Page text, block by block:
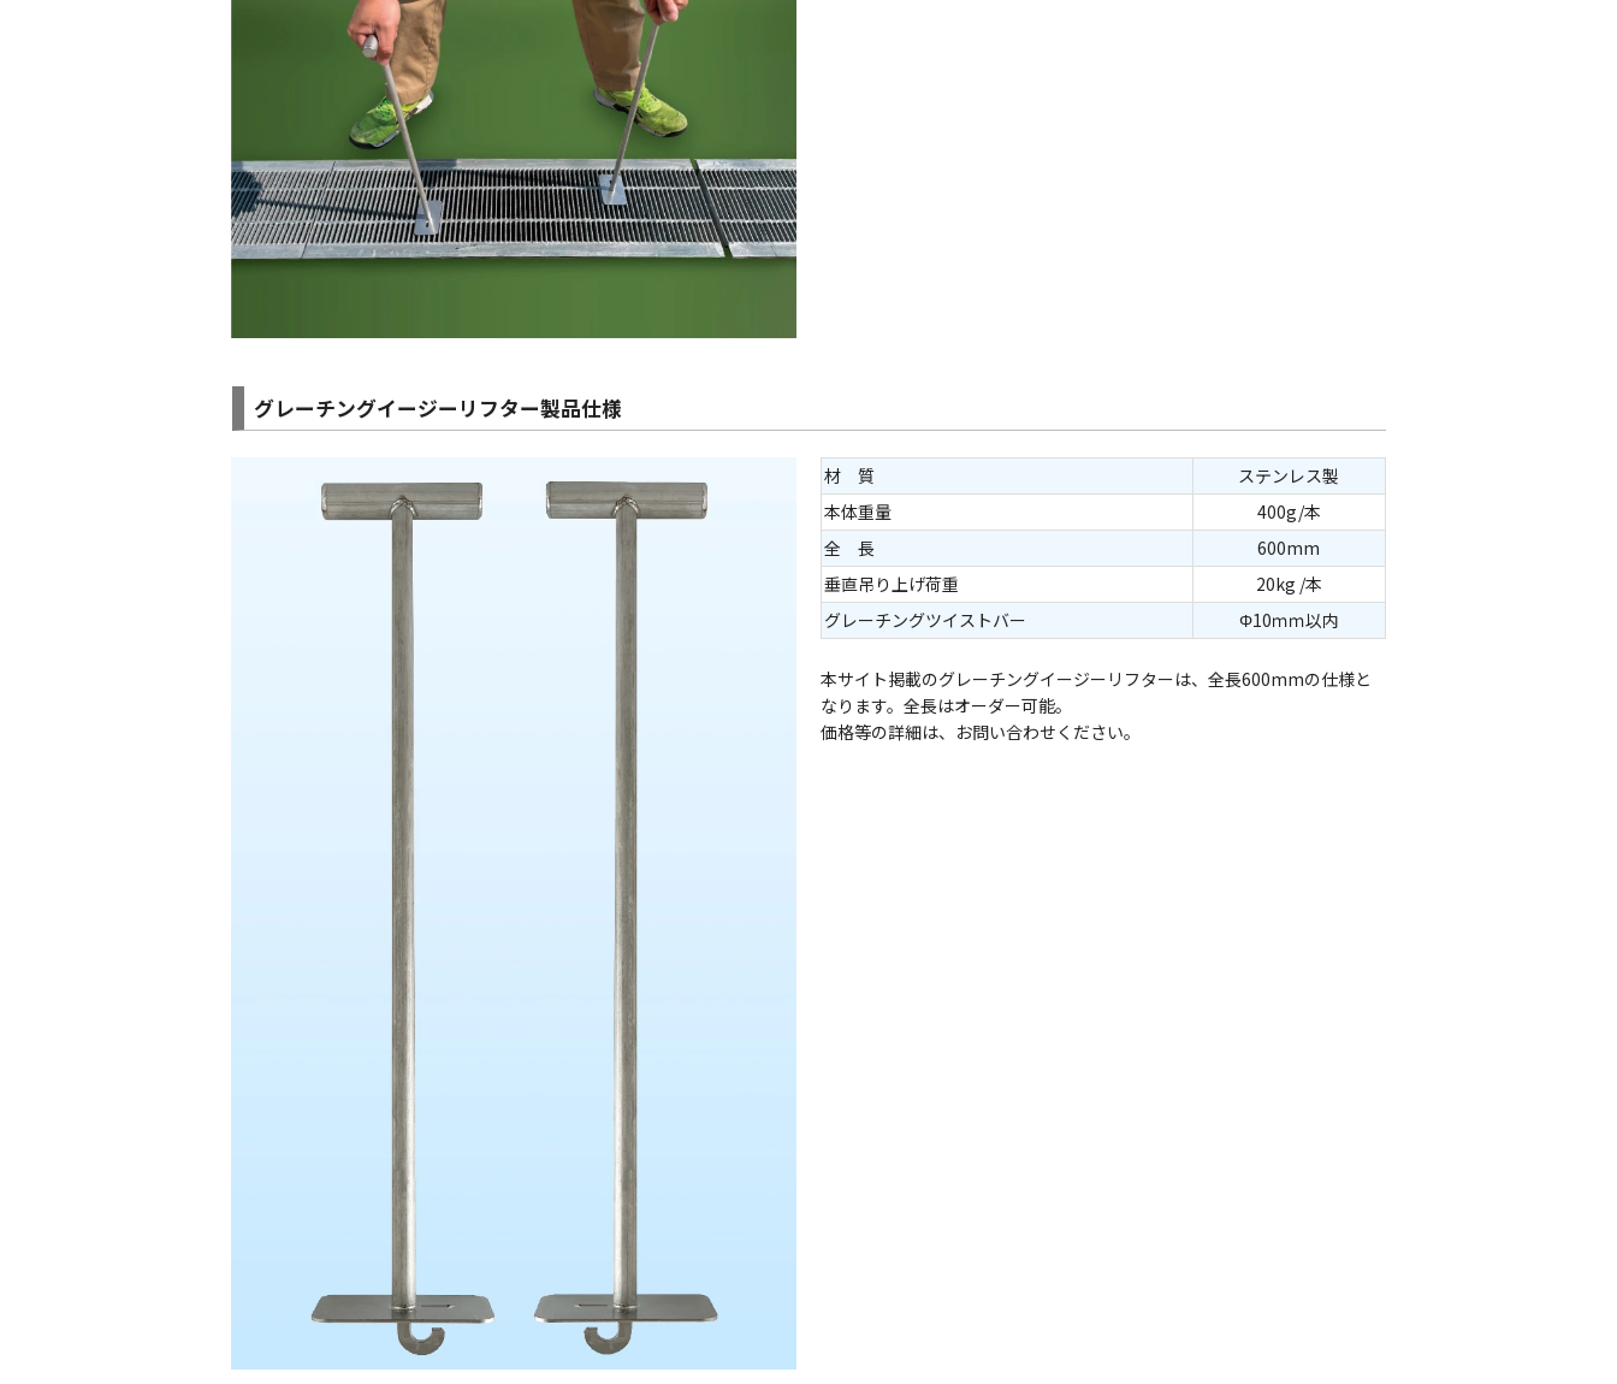
グレーチングイージーリフター製品仕様
材 質
ステンレス製
本体重量
400g/本
全 長
600mm
垂直吊り上げ荷重
20kg /本
グレーチングツイストバー
Φ10ｍｍ以内
本サイト掲載のグレーチングイージーリフターは、全長600mmの仕様と
なります。全長はオーダー可能。
価格等の詳細は、お問い合わせください。